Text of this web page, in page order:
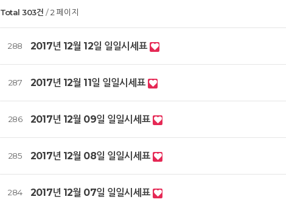
Total 303건 2 페이지
288 2017년 12월 12일 일일시세표
287 2017년 12월 11일 일일시세표
286 2017년 12월 09일 일일시세표
285 2017년 12월 08일 일일시세표
284 2017년 12월 07일 일일시세표